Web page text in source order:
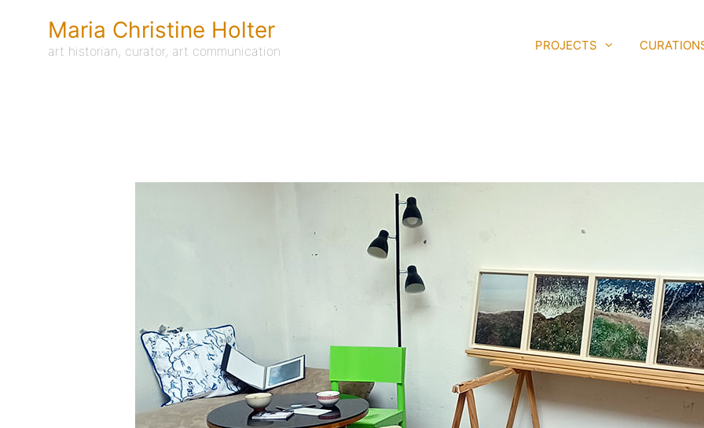
Maria Christine Holter
art historian, curator, art communication PROJECTS